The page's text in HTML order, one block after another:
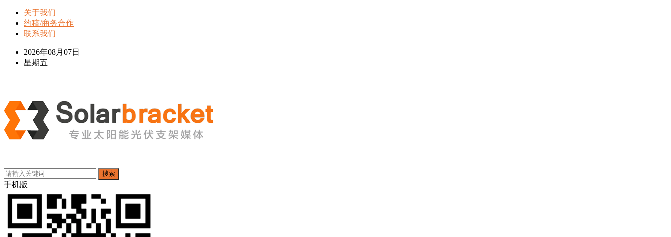
关于我们
约稿/商务合作
联系我们
2026年08月07日
星期五
搜索
手机版